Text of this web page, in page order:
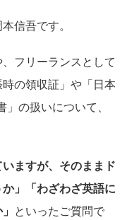
信吾です。
フリーランスとして
の領収証」や「日本
の扱いについて、
ますが、そのままド
」「わざわざ英語に
といったご質問で